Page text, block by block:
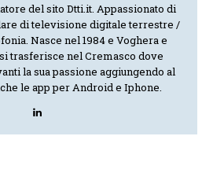
del sito Dtti.it. Appassionato di
di televisione digitale terrestre /
Nasce nel 1984 e Voghera e
trasferisce nel Cremasco dove
la sua passione aggiungendo al
le app per Android e Iphone.